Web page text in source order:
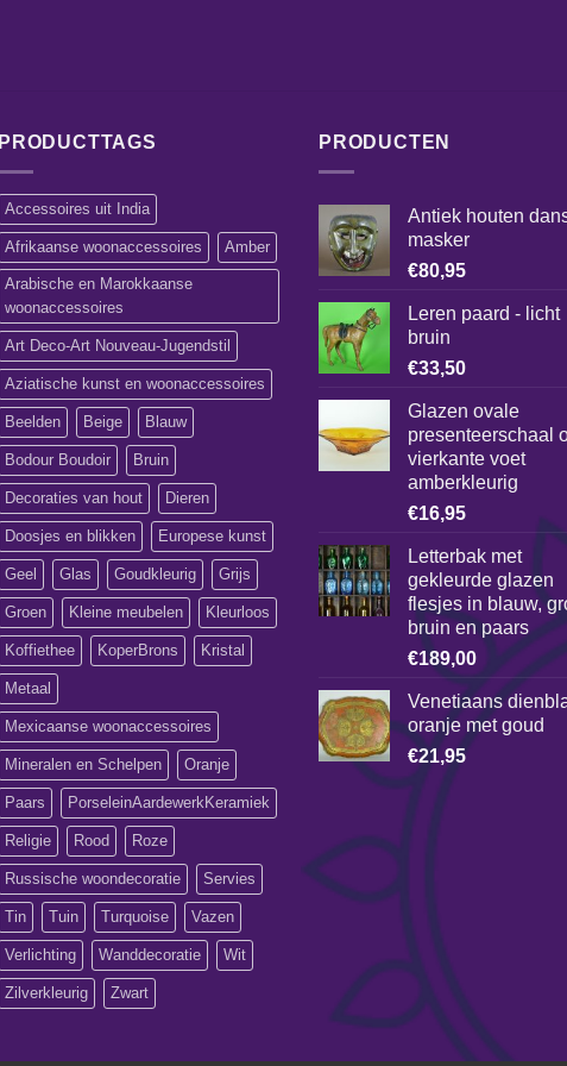
PRODUCTTAGS
Accessoires uit India
Afrikaanse woonaccessoires Amber
Arabische en Marokkaanse
woonaccessoires
Art Deco-Art Nouveau-Jugendstil
Aziatische kunst en woonaccessoires
Beelden Beige Blauw
Bodour Boudoir Bruin
Decoraties van hout Dieren
Doosjes en blikken Europese kunst
Geel Glas Goudkleurig Grijs
Groen Kleine meubelen Kleurloos
Koffiethee KoperBrons Kristal
Metaal
Mexicaanse woonaccessoires
Mineralen en Schelpen Oranje
Paars PorseleinAardewerkKeramiek
Religie Rood Roze
Russische woondecoratie Servies
Tin Tuin Turquoise Vazen
Verlichting Wanddecoratie Wit
Zilverkleurig Zwart
PRODUCTEN
Antiek houten
masker
€80,95
Leren paard - licht
bruin
€33,50
Glazen ovale
presenteerschaal
vierkante voet
amberkleurig
€16,95
Letterbak met
gekleurde glazen
flesjes in blauw,
bruin en paars
€189,00
Venetiaans
oranje met goud
€21,95